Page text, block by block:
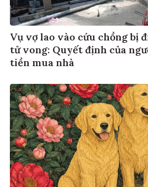
Vụ vợ lao vào cứu chồng bị
tử vong: Quyết định của
tiền mua nhà